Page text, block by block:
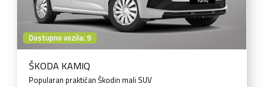
Dostupno vozila: 9
ŠKODA KAMIQ
Popularan praktičan Škodin mali SUV